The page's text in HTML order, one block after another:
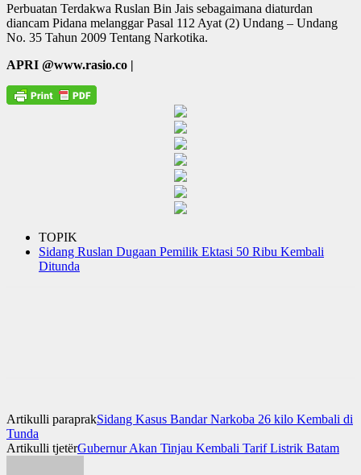
Perbuatan Terdakwa Ruslan Bin Jais sebagaimana diaturdan
diancam Pidana melanggar Pasal 112 Ayat (2) Undang – Undang
No. 35 Tahun 2009 Tentang Narkotika.
APRI @www.rasio.co |
TOPIK
Sidang Ruslan Dugaan Pemilik Ektasi 50 Ribu Kembali
Ditunda
Artikulli paraprakSidang Kasus Bandar Narkoba 26 kilo Kembali di
Tunda
Artikulli tjetërGubernur Akan Tinjau Kembali Tarif Listrik Batam